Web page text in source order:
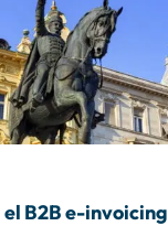
B2B e-invoicing